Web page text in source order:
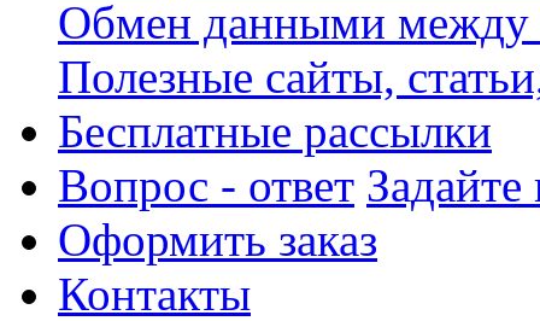
Обмен данными между
Полезные сайты,
Бесплатные рассылки
Вопрос - ответ
Оформить заказ
Контакты